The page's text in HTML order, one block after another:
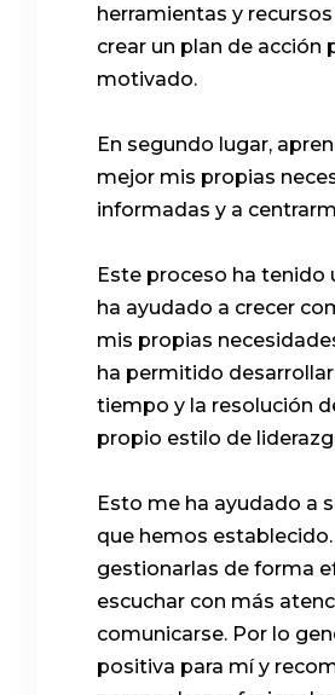
herramientas y
crear un plan de acción
motivado.
En segundo lugar,
mejor mis propias
informadas y a
Este proceso ha
ha ayudado a crecer
mis propias
ha permitido
tiempo y la resolución
propio estilo de
Esto me ha ayudado a
que hemos
gestionarlas de forma
escuchar con más
comunicarse. Por lo
positiva para mí y